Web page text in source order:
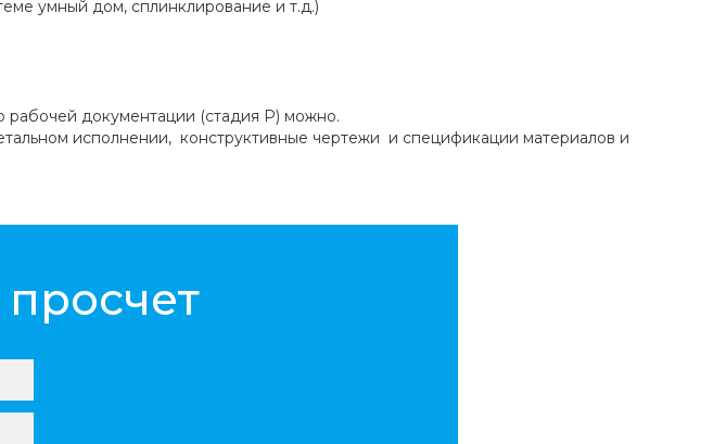
умный дом, сплинклирование и т.д.)
рабочей документации (стадия Р) можно.
исполнении, конструктивные чертежи и спецификации материалов и
просчет